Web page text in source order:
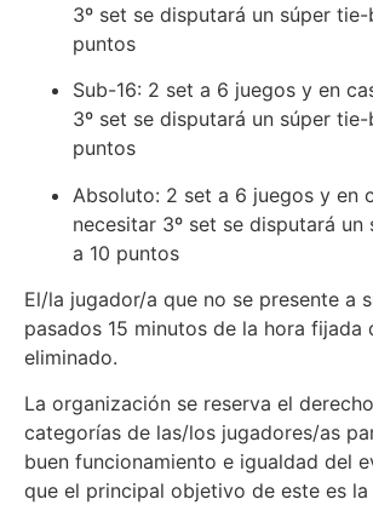
3º set se disputará un súper tie-
puntos
Sub-16: 2 set a 6 juegos y en
3º set se disputará un súper tie-
puntos
Absoluto: 2 set a 6 juegos y en
necesitar 3º set se disputará un
a 10 puntos
El/la jugador/a que no se presente a
pasados 15 minutos de la hora fijada
eliminado.
La organización se reserva el
categorías de las/los jugadores/as
buen funcionamiento e igualdad del
que el principal objetivo de este es la